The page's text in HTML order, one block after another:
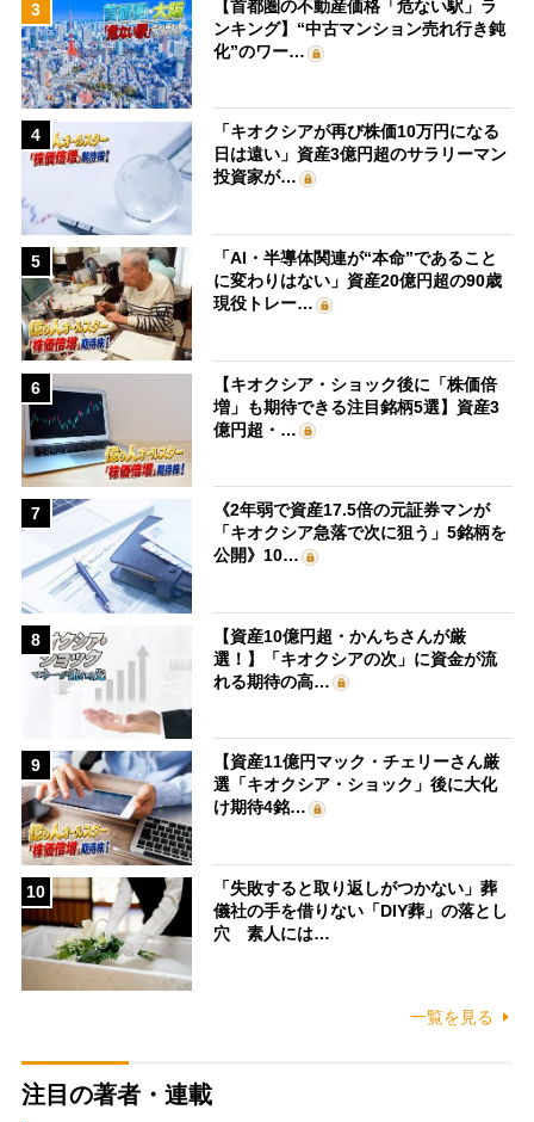
3
【首都圏の不動産価格「危ない駅」ラ
ンキング】“中古マンション売れ行き鈍
化”のワー…
4
「キオクシアが再び株価10万円になる
日は遠い」資産3億円超のサラリーマン
投資家が…
5
「AI・半導体関連が“本命”であること
に変わりはない」資産20億円超の90歳
現役トレー…
6
【キオクシア・ショック後に「株価倍
増」も期待できる注目銘柄5選】資産3
億円超・…
7
《2年弱で資産17.5倍の元証券マンが
「キオクシア急落で次に狙う」5銘柄を
公開》10…
8
【資産10億円超・かんちさんが厳
選！】「キオクシアの次」に資金が流
れる期待の高…
9
【資産11億円マック・チェリーさん厳
選「キオクシア・ショック」後に大化
け期待4銘…
10
「失敗すると取り返しがつかない」葬
儀社の手を借りない「DIY葬」の落とし
穴 素人には…
一覧を見る
注目の著者・連載